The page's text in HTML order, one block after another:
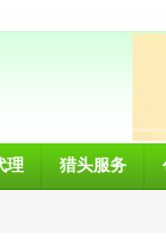
理 猎头服务